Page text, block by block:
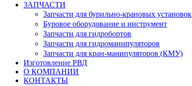
ЗАПЧАСТИ
Запчасти для бурильно-крановых установок
Буровое оборудование и инструмент
Запчасти для гидробортов
Запчасти для гидроманипуляторов
Запчасти для кран-манипуляторов (КМУ)
Изготовление РВД
О КОМПАНИИ
КОНТАКТЫ